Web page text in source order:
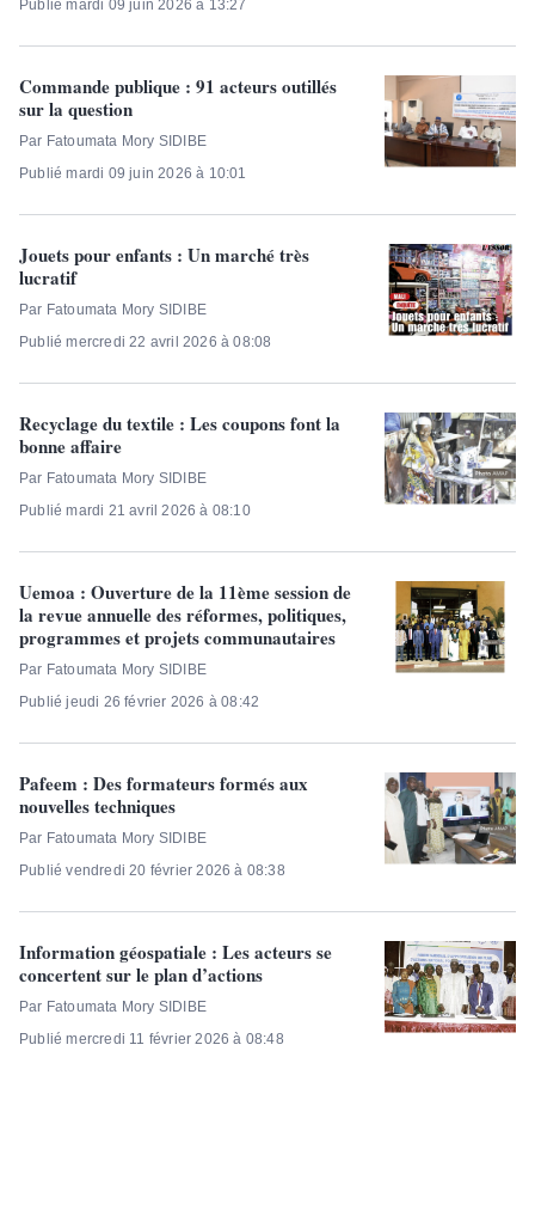
Publié mardi 09 juin 2026 à 13:27
Commande publique : 91 acteurs outillés
sur la question
Par Fatoumata Mory SIDIBE
Publié mardi 09 juin 2026 à 10:01
Jouets pour enfants : Un marché très
lucratif
Par Fatoumata Mory SIDIBE
Publié mercredi 22 avril 2026 à 08:08
Recyclage du textile : Les coupons font la
bonne affaire
Par Fatoumata Mory SIDIBE
Publié mardi 21 avril 2026 à 08:10
Uemoa : Ouverture de la 11ème session de
la revue annuelle des réformes, politiques,
programmes et projets communautaires
Par Fatoumata Mory SIDIBE
Publié jeudi 26 février 2026 à 08:42
Pafeem : Des formateurs formés aux
nouvelles techniques
Par Fatoumata Mory SIDIBE
Publié vendredi 20 février 2026 à 08:38
Information géospatiale : Les acteurs se
concertent sur le plan d’actions
Par Fatoumata Mory SIDIBE
Publié mercredi 11 février 2026 à 08:48